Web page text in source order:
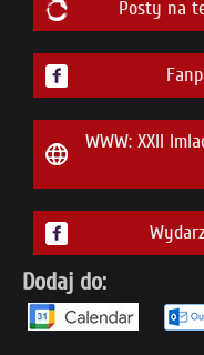
Posty na
WWW: XXII
Dodaj do: